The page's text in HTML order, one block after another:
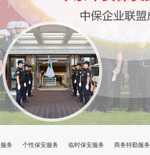
务 个性保安服务 临时保安服务 商务特勤服务